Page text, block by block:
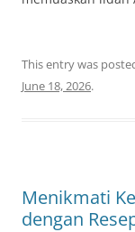
This entry was
June 18, 2026.
Menikmati
dengan